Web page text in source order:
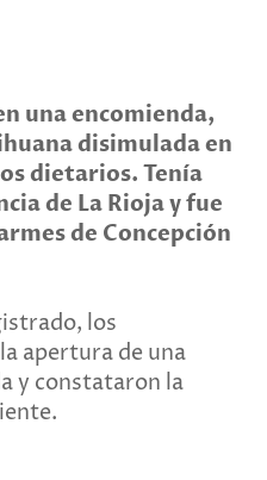
una encomienda,
disimulada en
dietarios. Tenía
de La Rioja y fue
de Concepción
los
apertura de una
y constataron la